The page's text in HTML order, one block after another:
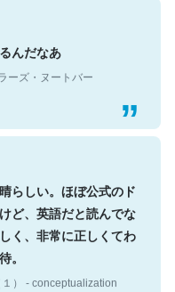
んだなあ
らしい。ほぼ公式のド
ど、英語だと読んでな
く、非常に正しくてわ
。